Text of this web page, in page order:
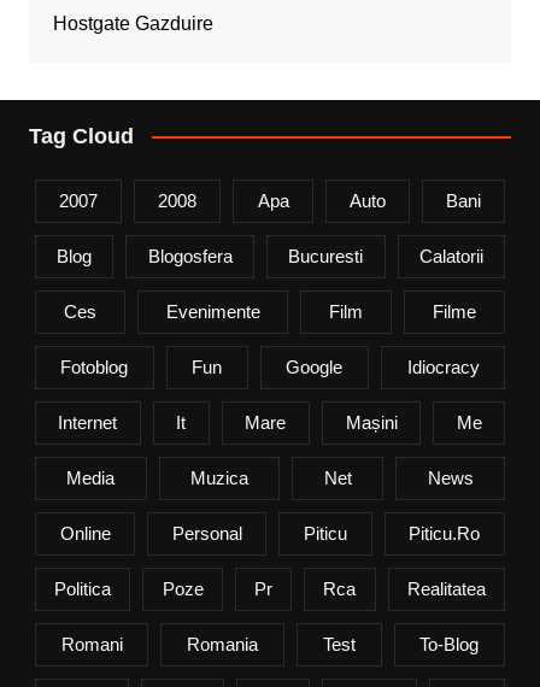
Hostgate Gazduire
Tag Cloud
2007 2008 Apa Auto Bani
Blog Blogosfera Bucuresti Calatorii
Ces Evenimente Film Filme
Fotoblog Fun Google Idiocracy
Internet It Mare Mașini Me
Media Muzica Net News
Online Personal Piticu Piticu.ro
Politica Poze Pr Rca Realitatea
Romani Romania Test To-Blog